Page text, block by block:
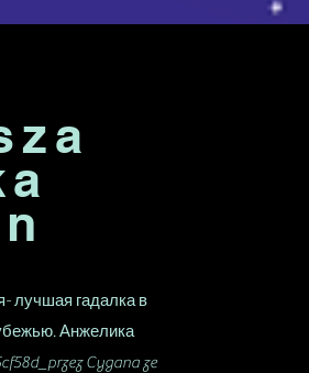
лучшая гадалка в
Анжелика
Cygana ze